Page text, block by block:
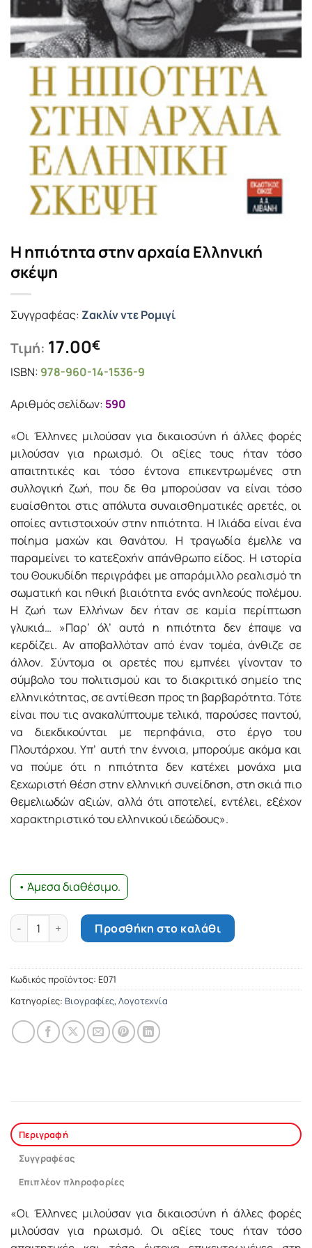
Η ηπιότητα στην αρχαία Ελληνική
σκέψη
Συγγραφέας: Ζακλίν ντε Ρομιγί
Τιμή: 17.00€
ISBN: 978-960-14-1536-9
Αριθμός σελίδων: 590
«Οι Έλληνες μιλούσαν για δικαιοσύνη ή άλλες φορές
μιλούσαν για ηρωισμό. Οι αξίες τους ήταν τόσο
απαιτητικές και τόσο έντονα επικεντρωμένες στη
συλλογική ζωή, που δε θα μπορούσαν να είναι τόσο
ευαίσθητοι στις απόλυτα συναισθηματικές αρετές, οι
οποίες αντιστοιχούν στην ηπιότητα. Η Ιλιάδα είναι ένα
ποίημα μαχών και θανάτου. Η τραγωδία έμελλε να
παραμείνει το κατεξοχήν απάνθρωπο είδος. Η ιστορία
του Θουκυδίδη περιγράφει με απαράμιλλο ρεαλισμό τη
σωματική και ηθική βιαιότητα ενός ανηλεούς πολέμου.
Η ζωή των Ελλήνων δεν ήταν σε καμία περίπτωση
γλυκιά… »Παρ’ όλ’ αυτά η ηπιότητα δεν έπαψε να
κερδίζει. Αν αποβαλλόταν από έναν τομέα, άνθιζε σε
άλλον. Σύντομα οι αρετές που εμπνέει γίνονταν το
σύμβολο του πολιτισμού και το διακριτικό σημείο της
ελληνικότητας, σε αντί­θεση προς τη βαρβαρότητα. Τότε
είναι που τις ανακαλύπτουμε τελικά, παρούσες παντού,
να διεκδικούνται με περηφάνια, στο έργο του
Πλουτάρχου. Υπ’ αυτή την έννοια, μπορούμε ακόμα και
να πούμε ότι η ηπιότητα δεν κατέχει μονάχα μια
ξεχωριστή θέση στην ελληνική συνείδηση, στη σκιά πιο
θεμελιωδών αξιών, αλλά ότι αποτελεί, εντέλει, εξέχον
χαρακτηριστικό του ελληνικού ιδεώδους».
• Άμεσα διαθέσιμο.
Η ηπιότητα στην αρχαία Ελληνική σκέψη ποσότητα
Προσθήκη στο καλάθι
Κωδικός προϊόντος: Ε071
Κατηγορίες: Βιογραφίες, Λογοτεχνία
Περιγραφή
Συγγραφέας
Επιπλέον πληροφορίες
«Οι Έλληνες μιλούσαν για δικαιοσύνη ή άλλες φορές
μιλούσαν για ηρωισμό. Οι αξίες τους ήταν τόσο